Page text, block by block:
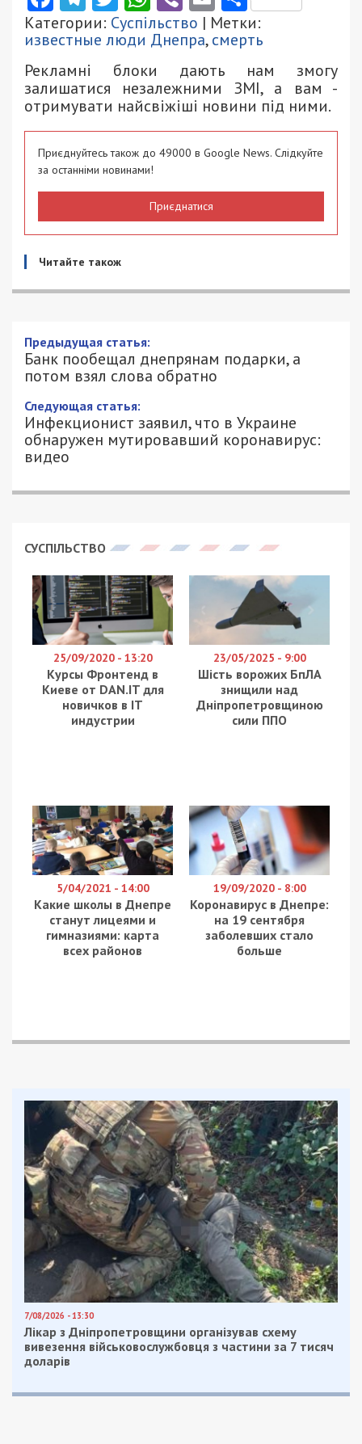
Категории: Суспільство | Метки:
известные люди Днепра,смерть
Рекламні блоки дають нам змогу
залишатися незалежними ЗМІ, а вам -
отримувати найсвіжіші новини під ними.
Приєднуйтесь також до 49000 в Google News. Слідкуйте
за останніми новинами!
Приєднатися
Читайте також
Банк пообещал днепрянам подарки, а
потом взял слова обратно
21/12/2020 - 17:20
ИВАН ДУЗЬ - СПЕЦИАЛЬНО ДЛЯ
49000.COM.UA
случилась неприятная ситуация. О чем стало
Инцидент связан с подведением итогов акции,
«MasterCard». Согласно условиям, клиенты банка
при покупке картами системы
«MasterCard»принимают участие в розыгрыше
пяти портативных музыкальных колонок «JBL
Xtreme 2 Black» или мобильного телефона
«iPhone 11» с объемом памяти 256 гигабайт.